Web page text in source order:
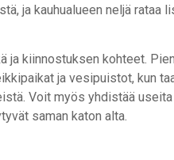
ja kauhualueen neljä rataa
ja kiinnostuksen kohteet.
ja vesipuistot, kun
Voit myös yhdistää useita
saman katon alta.